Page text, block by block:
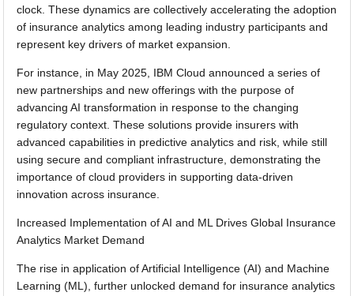
clock. These dynamics are collectively accelerating the adoption
of insurance analytics among leading industry participants and
represent key drivers of market expansion.
For instance, in May 2025, IBM Cloud announced a series of
new partnerships and new offerings with the purpose of
advancing AI transformation in response to the changing
regulatory context. These solutions provide insurers with
advanced capabilities in predictive analytics and risk, while still
using secure and compliant infrastructure, demonstrating the
importance of cloud providers in supporting data-driven
innovation across insurance.
Increased Implementation of AI and ML Drives Global Insurance
Analytics Market Demand
The rise in application of Artificial Intelligence (AI) and Machine
Learning (ML), further unlocked demand for insurance analytics